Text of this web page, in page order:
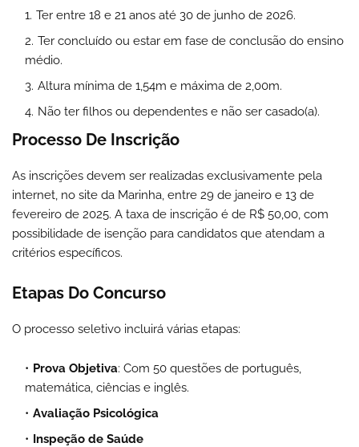
Ter entre 18 e 21 anos até 30 de junho de 2026.
Ter concluído ou estar em fase de conclusão do ensino
médio.
Altura mínima de 1,54m e máxima de 2,00m.
Não ter filhos ou dependentes e não ser casado(a).
Processo De Inscrição
As inscrições devem ser realizadas exclusivamente pela
internet, no site da Marinha, entre 29 de janeiro e 13 de
fevereiro de 2025. A taxa de inscrição é de R$ 50,00, com
possibilidade de isenção para candidatos que atendam a
critérios específicos.
Etapas Do Concurso
O processo seletivo incluirá várias etapas:
Prova Objetiva: Com 50 questões de português,
matemática, ciências e inglês.
Avaliação Psicológica
Inspeção de Saúde